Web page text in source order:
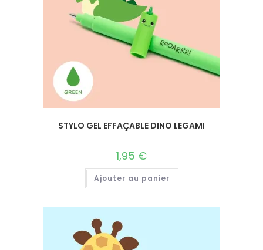
STYLO GEL EFFAÇABLE DINO LEGAMI
1,95 €
Ajouter au panier